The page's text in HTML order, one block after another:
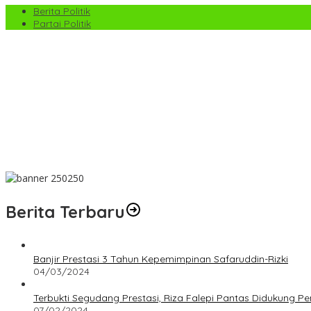
Berita Politik
Partai Politik
Berita Terbaru
Banjir Prestasi 3 Tahun Kepemimpinan Safaruddin-Rizki
04/03/2024
Terbukti Segudang Prestasi, Riza Falepi Pantas Didukung